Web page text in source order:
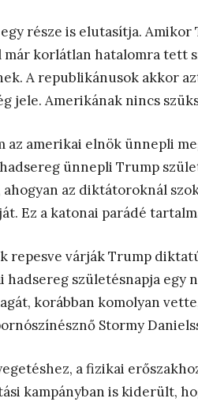
része is elutasítja.
korlátlan hatalomra tett
A republikánusok akkor
jele. Amerikának nincs
amerikai elnök ünnepli
ünnepli Trump
az diktátoroknál
Ez a katonai parádé
repesve várják Trump
születésnapja egy
korábban komolyan
Stormy
a fizikai
kampányban is kiderült,